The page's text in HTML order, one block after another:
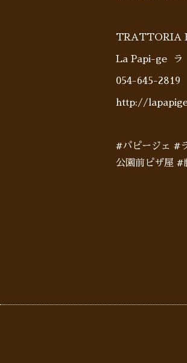
TRATTORIA
La Papi-ge ラ
054-645-2819
http://
#パピージェ #
公園前ピザ屋 #